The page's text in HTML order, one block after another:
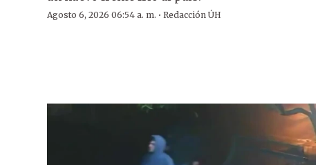
Agosto 6, 2026 06:54 a. m. · Redacción ÚH